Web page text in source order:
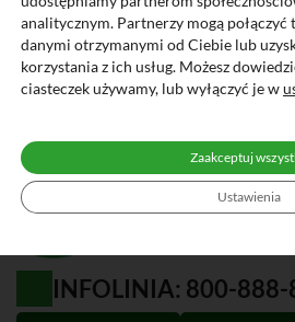
kontrola wydatków w
mobilnej
INFOLINIA: 800-888-
analitycznym. Partnerzy mogą
danymi otrzymanymi od Ciebie lub
korzystania z ich usług. Możesz
ciasteczek używamy, lub wyłączyć je w
Zaakceptuj
Ustawienia